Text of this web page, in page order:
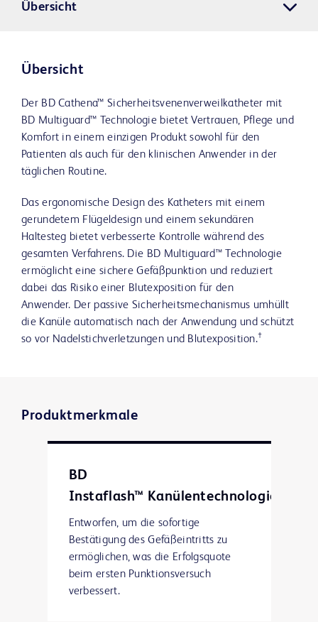
Übersicht
Übersicht
Der BD Cathena™ Sicherheitsvenenverweilkatheter mit
BD Multiguard™ Technologie bietet Vertrauen, Pflege und
Komfort in einem einzigen Produkt sowohl für den
Patienten als auch für den klinischen Anwender in der
täglichen Routine.
Das ergonomische Design des Katheters mit einem
gerundetem Flügeldesign und einem sekundären
Haltesteg bietet verbesserte Kontrolle während des
gesamten Verfahrens. Die BD Multiguard™ Technologie
ermöglicht eine sichere Gefäßpunktion und reduziert
dabei das Risiko einer Blutexposition für den
Anwender. Der passive Sicherheitsmechanismus umhüllt
die Kanüle automatisch nach der Anwendung und schützt
so vor Nadelstichverletzungen und Blutexposition.†
Produktmerkmale
BD
Instaflash™ Kanülentechnologie
Entworfen, um die sofortige
Bestätigung des Gefäßeintritts zu
ermöglichen, was die Erfolgsquote
beim ersten Punktionsversuch
verbessert.